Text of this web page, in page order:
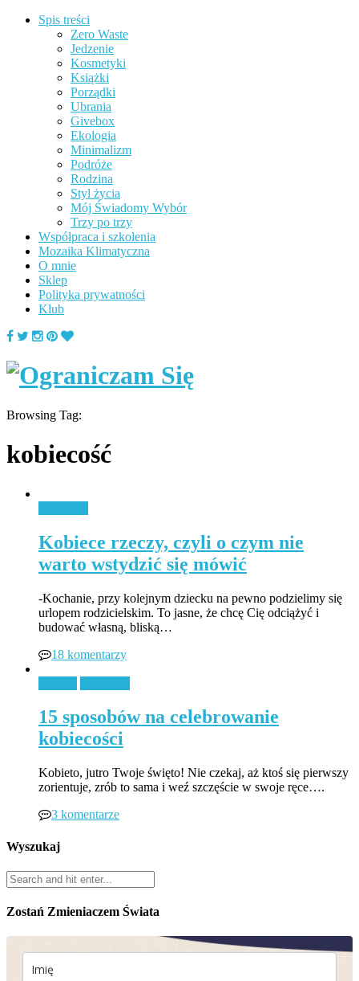
Spis treści
Zero Waste
Jedzenie
Kosmetyki
Książki
Porządki
Ubrania
Givebox
Ekologia
Minimalizm
Podróże
Rodzina
Styl życia
Mój Świadomy Wybór
Trzy po trzy
Współpraca i szkolenia
Mozaika Klimatyczna
O mnie
Sklep
Polityka prywatności
Klub
Browsing Tag:
kobiecość
Kobiece rzeczy, czyli o czym nie
warto wstydzić się mówić
-Kochanie, przy kolejnym dziecku na pewno podzielimy się
urlopem rodzicielskim. To jasne, że chcę Cię odciążyć i
budować własną, bliską…
18 komentarzy
15 sposobów na celebrowanie
kobiecości
Kobieto, jutro Twoje święto! Nie czekaj, aż ktoś się pierwszy
zorientuje, zrób to sama i weź szczęście w swoje ręce….
3 komentarze
Wyszukaj
Zostań Zmieniaczem Świata